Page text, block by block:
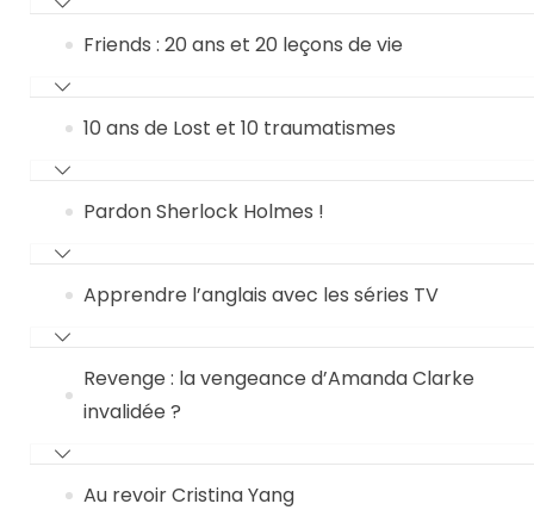
Friends : 20 ans et 20 leçons de vie
10 ans de Lost et 10 traumatismes
Pardon Sherlock Holmes !
Apprendre l’anglais avec les séries TV
Revenge : la vengeance d’Amanda Clarke
invalidée ?
Au revoir Cristina Yang